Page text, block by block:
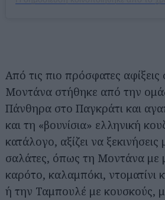
Από τις πιο πρόσφατες αφίξεις
Μοντάνα στήθηκε από την
Πάνθηρα στο Παγκράτι και
και τη «βουνίσια» ελληνική
κατάλογο, αξίζει να
σαλάτες, όπως τη Μοντάνα με
καρότο, καλαμπόκι, ντοματίνι
ή την Ταμπουλέ με κουσκούς,